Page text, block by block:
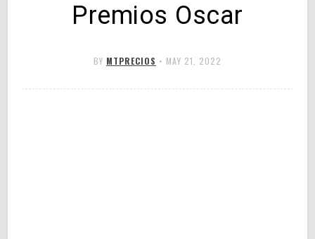
Premios Oscar
BY MTPRECIOS • MAY 21, 2022